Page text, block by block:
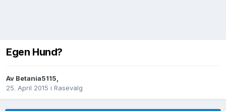
Egen Hund?
Av Betania5115,
25. April 2015 i Rasevalg